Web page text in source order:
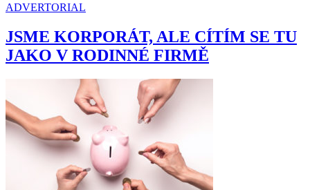
ADVERTORIAL
JSME KORPORÁT, ALE CÍTÍM SE TU
JAKO V RODINNÉ FIRMĚ